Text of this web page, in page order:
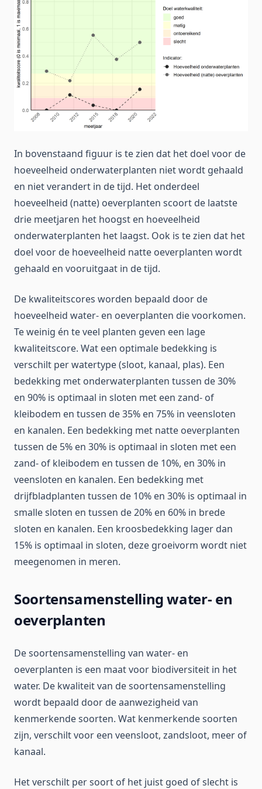
In bovenstaand figuur is te zien dat het doel voor de
hoeveelheid onderwaterplanten niet wordt gehaald
en niet verandert in de tijd. Het onderdeel
hoeveelheid (natte) oeverplanten scoort de laatste
drie meetjaren het hoogst en hoeveelheid
onderwaterplanten het laagst. Ook is te zien dat het
doel voor de hoeveelheid natte oeverplanten wordt
gehaald en vooruitgaat in de tijd.
De kwaliteitscores worden bepaald door de
hoeveelheid water- en oeverplanten die voorkomen.
Te weinig én te veel planten geven een lage
kwaliteitscore. Wat een optimale bedekking is
verschilt per watertype (sloot, kanaal, plas). Een
bedekking met onderwaterplanten tussen de 30%
en 90% is optimaal in sloten met een zand- of
kleibodem en tussen de 35% en 75% in veensloten
en kanalen. Een bedekking met natte oeverplanten
tussen de 5% en 30% is optimaal in sloten met een
zand- of kleibodem en tussen de 10%, en 30% in
veensloten en kanalen. Een bedekking met
drijfbladplanten tussen de 10% en 30% is optimaal in
smalle sloten en tussen de 20% en 60% in brede
sloten en kanalen. Een kroosbedekking lager dan
15% is optimaal in sloten, deze groeivorm wordt niet
meegenomen in meren.
Soortensamenstelling water- en
oeverplanten
De soortensamenstelling van water- en
oeverplanten is een maat voor biodiversiteit in het
water. De kwaliteit van de soortensamenstelling
wordt bepaald door de aanwezigheid van
kenmerkende soorten. Wat kenmerkende soorten
zijn, verschilt voor een veensloot, zandsloot, meer of
kanaal.
Het verschilt per soort of het juist goed of slecht is